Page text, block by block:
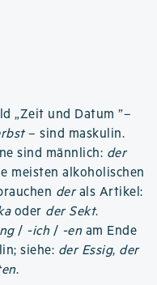
„Zeit und Datum ”–
– sind maskulin.
sind männlich: der
meisten alkoholischen
derals Artikel:
oder der Sekt.
/ -ich / -en am Ende
siehe: der Essig, der
.